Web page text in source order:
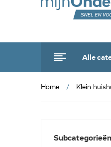
Alle
Home Klein
Subcategorieën